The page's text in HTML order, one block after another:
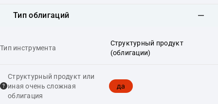
Тип облигаций
Тип инструмента
Структурный продукт
(облигации)
Структурный продукт или
иная очень сложная
облигация
да